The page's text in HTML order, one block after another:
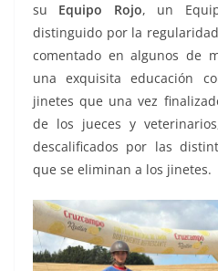
su Equipo Rojo, un
distinguido por la
comentado en algunos de
una exquisita educación
jinetes que una vez
de los jueces y
descalificados por las
que se eliminan a los jinetes.